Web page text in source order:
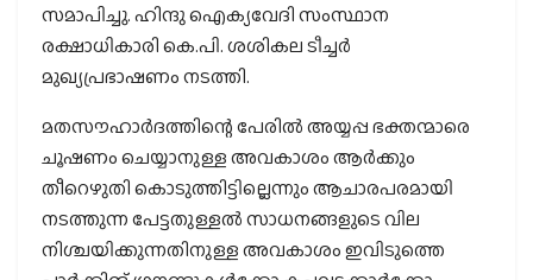
സമാപിച്ചു. ഹിന്ദു ഐക്യവേദി സംസ്ഥാന
രക്ഷാധികാരി കെ.പി. ശശികല ടീച്ചര്‍
മുഖ്യപ്രഭാഷണം നടത്തി.
മതസൗഹാര്‍ദത്തിന്റെ പേരില്‍ അയ്യപ്പ ഭക്തന്മാരെ
ചൂഷണം ചെയ്യാനുള്ള അവകാശം ആര്‍ക്കും
തീറെഴുതി കൊടുത്തിട്ടില്ലെന്നും ആചാരപരമായി
നടത്തുന്ന പേട്ടതുള്ളല്‍ സാധനങ്ങളുടെ വില
നിശ്ചയിക്കുന്നതിനുള്ള അവകാശം ഇവിടുത്തെ